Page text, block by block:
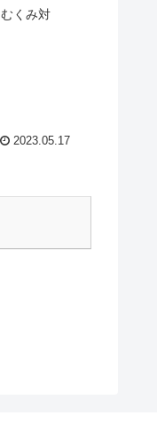
くみ対
2023.05.17